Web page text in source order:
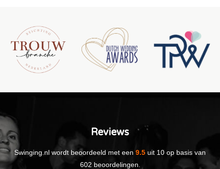
Reviews
Swinging.nl wordt beoordeeld met een 9.5 uit 10 op basis van
602 beoordelingen.